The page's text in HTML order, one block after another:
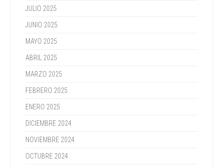
JULIO 2025
JUNIO 2025
MAYO 2025
ABRIL 2025
MARZO 2025
FEBRERO 2025
ENERO 2025
DICIEMBRE 2024
NOVIEMBRE 2024
OCTUBRE 2024